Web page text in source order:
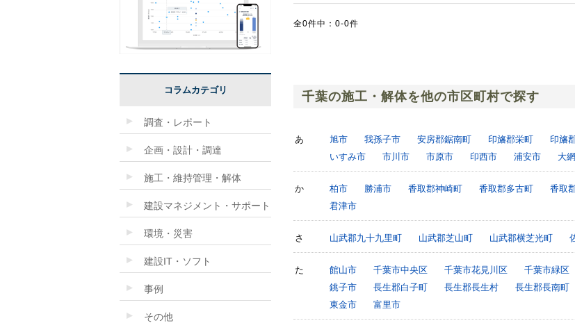
全0件中：0-0件
千葉の施工・解体を他の市区町村で探す
あ 旭市 我孫子市 安房郡鋸南町 印旛郡栄町 印旛
いすみ市
市川市 市原市 印西市 浦安市 大
か 柏市 勝浦市 香取郡神崎町 香取郡多古町 香取
君津市
さ 山武郡九十九里町 山武郡芝山町 山武郡横芝光町
た 館山市 千葉市中央区 千葉市花見川区 千葉市緑区
銚子市
長生郡白子町 長生郡長生村 長生郡長南町
東金市
富里市
コラムカテゴリ
調査・レポート
企画・設計・調達
施工・維持管理・解体
建設マネジメント・サポート
環境・災害
建設IT・ソフト
事例
その他